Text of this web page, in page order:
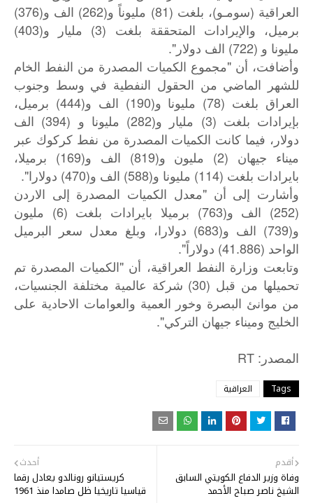
العراقية (سومـو)، بلغت (81) مليوناً و(262) الف و(376)
برميل، والإيرادات المتحققة بلغت (3) مليار و(403)
مليونا و (722) الف دولار".
وأضافت، أن "مجموع الكميات المصدرة من النفط الخام
للشهر الماضي من الحقول النفطية في وسط وجنوب
العراق بلغت (78) مليونا و(190) الف و(444) برميل،
بإيرادات بلغت (3) مليار و(282) مليونا و (394) الف
دولار، فيما كانت الكميات المصدرة من نفط كركوك عبر
ميناء جيهان (2) مليون و(819) الف و(169) برميلا،
بايرادات بلغت (114) مليونا و(588) الف و(470) دولارا".
وأشارت إلى أن "معدل الكميات المصدرة إلى الاردن
(252) الف و(763) برميلا بايرادات بلغت (6) مليون
و(739) الف و(683) دولارا، وبلغ معدل سعر البرميل
الواحد (41.886) دولاراً".
وتابعت وزارة النفط العراقية، أن "الكميات المصدرة تم
تحميلها من قبل (30) شركة عالمية مختلفة الجنسيات،
من موانئ البصرة وخور العمية والعوامات الاحادية على
الخليج وميناء جيهان التركي".
المصدر : RT
Tags العراقية
أحدث
كريستيانو رونالدو يعادل رقما
قياسيا تاريخيا ظل صامدا منذ 1961
أقدم
وفاة وزير الدفاع الكويتي السابق
الشيخ ناصر صباح الأحمد